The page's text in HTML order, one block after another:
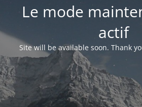
Le mode
actif
Site will be available soon. Thank